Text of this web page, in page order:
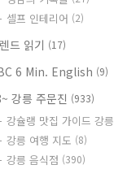
셀프 인테리어 (2)
드 읽기 (17)
6 Min. English (9)
강릉 주문진 (933)
강슐랭 맛집 가이드 강릉
강릉 여행 지도 (8)
강릉 음식점 (390)